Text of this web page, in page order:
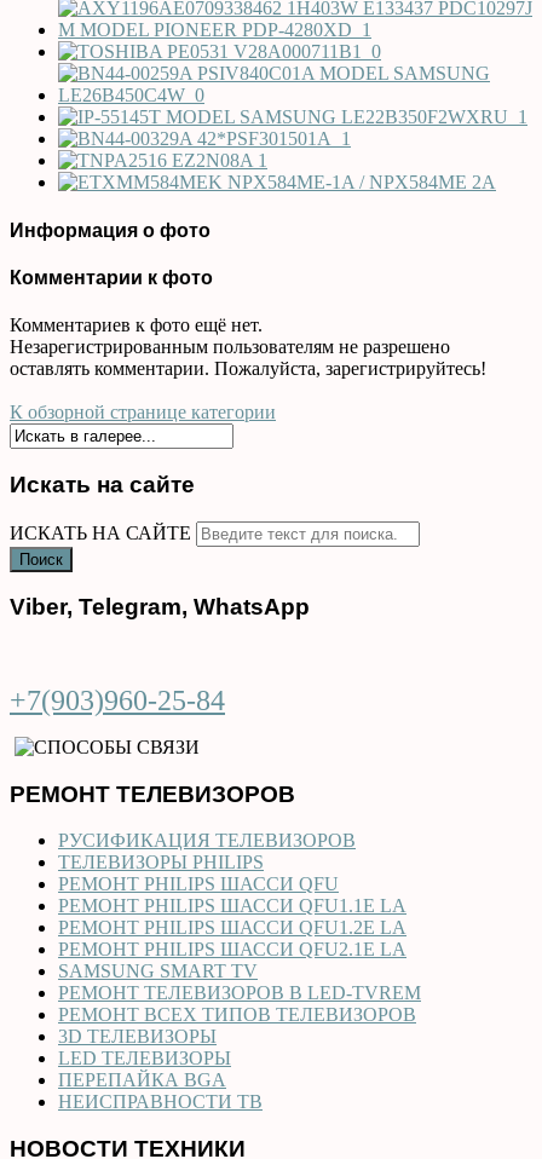
Информация о фото
Комментарии к фото
Комментариев к фото ещё нет.
Незарегистрированным пользователям не разрешено
оставлять комментарии. Пожалуйста, зарегистрируйтесь!
К обзорной странице категории
Искать на сайте
ИСКАТЬ НА САЙТЕ
Поиск
Viber, Telegram, WhatsApp
+7(903)960-25-84
РЕМОНТ ТЕЛЕВИЗОРОВ
РУСИФИКАЦИЯ ТЕЛЕВИЗОРОВ
ТЕЛЕВИЗОРЫ PHILIPS
РЕМОНТ PHILIPS ШАССИ QFU
РЕМОНТ PHILIPS ШАССИ QFU1.1E LA
РЕМОНТ PHILIPS ШАССИ QFU1.2E LA
РЕМОНТ PHILIPS ШАССИ QFU2.1E LA
SAMSUNG SMART TV
РЕМОНТ ТЕЛЕВИЗОРОВ В LED-TVREM
РЕМОНТ ВСЕХ ТИПОВ ТЕЛЕВИЗОРОВ
3D ТЕЛЕВИЗОРЫ
LED ТЕЛЕВИЗОРЫ
ПЕРЕПАЙКА BGA
НЕИСПРАВНОСТИ ТВ
НОВОСТИ ТЕХНИКИ